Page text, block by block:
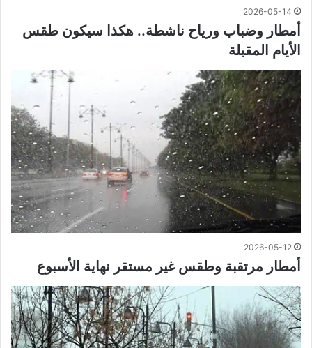
2026-05-14
أمطار وضباب ورياح ناشطة.. هكذا سيكون طقس
الأيام المقبلة
2026-05-12
أمطار مرتقبة وطقس غير مستقر نهاية الأسبوع